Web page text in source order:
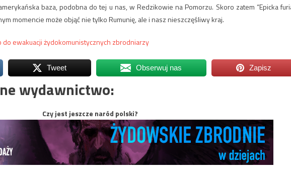
baza, podobna do tej u nas, w Redzikowie na Pomorzu. Skoro zatem “Epicka
momencie może objąć nie tylko Rumunię, ale i nasz nieszczęśliwy kraj.
do ewakuacji żydokomunistycznych zbrodniarzy
Tweet Obserwuj nas Zapisz
wydawnictwo:
Czy jest jeszcze naród polski?